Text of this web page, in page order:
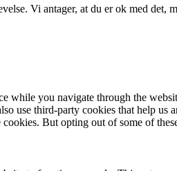
Vi antager, at du er ok med det,
while you navigate through the
use third-party cookies that help
But opting out of some of